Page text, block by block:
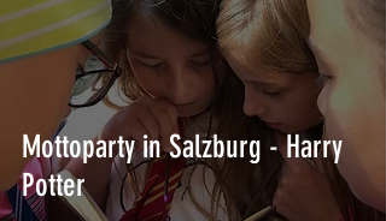
Mottoparty in Salzburg - Harry
Potter